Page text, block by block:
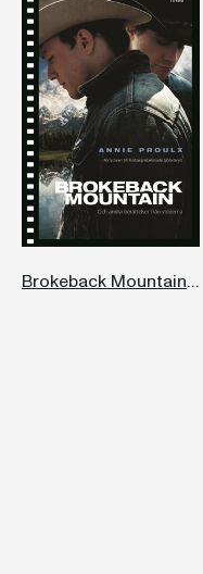
Brokeback Mountain. Och andra berättelser från vidderna